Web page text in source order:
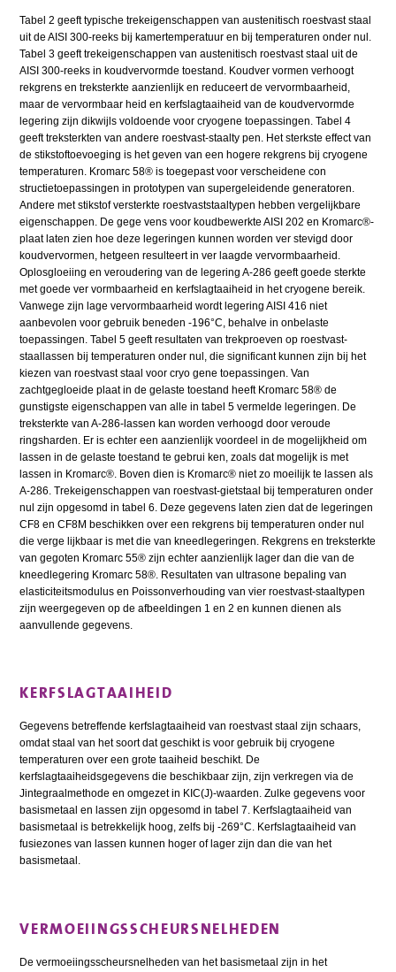
Tabel 2 geeft typische trekeigenschappen van austenitisch roestvast staal
uit de AISI 300-reeks bij kamertemperatuur en bij temperaturen onder nul.
Tabel 3 geeft trekeigenschappen van austenitisch roestvast staal uit de
AISI 300-reeks in koudvervormde toestand. Koudver vormen verhoogt
rekgrens en treksterkte aanzienlijk en reduceert de vervormbaarheid,
maar de vervormbaar heid en kerfslagtaaiheid van de koudvervormde
legering zijn dikwijls voldoende voor cryogene toepassingen. Tabel 4
geeft treksterkten van andere roestvast-staalty pen. Het sterkste effect van
de stikstoftoevoeging is het geven van een hogere rekgrens bij cryogene
temperaturen. Kromarc 58® is toegepast voor verscheidene con
structietoepassingen in prototypen van supergeleidende generatoren.
Andere met stikstof versterkte roestvaststaaltypen hebben vergelijkbare
eigenschappen. De gege vens voor koudbewerkte AISI 202 en Kromarc®-
plaat laten zien hoe deze legeringen kunnen worden ver stevigd door
koudvervormen, hetgeen resulteert in ver laagde vervormbaarheid.
Oplosgloeiing en veroudering van de legering A-286 geeft goede sterkte
met goede ver vormbaarheid en kerfslagtaaiheid in het cryogene bereik.
Vanwege zijn lage vervormbaarheid wordt legering AISI 416 niet
aanbevolen voor gebruik beneden -196°C, behalve in onbelaste
toepassingen. Tabel 5 geeft resultaten van trekproeven op roestvast-
staallassen bij temperaturen onder nul, die significant kunnen zijn bij het
kiezen van roestvast staal voor cryo gene toepassingen. Van
zachtgegloeide plaat in de gelaste toestand heeft Kromarc 58® de
gunstigste eigenschappen van alle in tabel 5 vermelde legeringen. De
treksterkte van A-286-lassen kan worden verhoogd door veroude
ringsharden. Er is echter een aanzienlijk voordeel in de mogelijkheid om
lassen in de gelaste toestand te gebrui ken, zoals dat mogelijk is met
lassen in Kromarc®. Boven dien is Kromarc® niet zo moeilijk te lassen als
A-286. Trekeigenschappen van roestvast-gietstaal bij temperaturen onder
nul zijn opgesomd in tabel 6. Deze gegevens laten zien dat de legeringen
CF8 en CF8M beschikken over een rekgrens bij temperaturen onder nul
die verge lijkbaar is met die van kneedlegeringen. Rekgrens en treksterkte
van gegoten Kromarc 55® zijn echter aanzienlijk lager dan die van de
kneedlegering Kromarc 58®. Resultaten van ultrasone bepaling van
elasticiteitsmodulus en Poissonverhouding van vier roestvast-staaltypen
zijn weergegeven op de afbeeldingen 1 en 2 en kunnen dienen als
aanvullende gegevens.
KERFSLAGTAAIHEID
Gegevens betreffende kerfslagtaaiheid van roestvast staal zijn schaars,
omdat staal van het soort dat geschikt is voor gebruik bij cryogene
temperaturen over een grote taaiheid beschikt. De
kerfslagtaaiheidsgegevens die beschikbaar zijn, zijn verkregen via de
Jintegraalmethode en omgezet in KIC(J)-waarden. Zulke gegevens voor
basismetaal en lassen zijn opgesomd in tabel 7. Kerfslagtaaiheid van
basismetaal is betrekkelijk hoog, zelfs bij -269°C. Kerfslagtaaiheid van
fusiezones van lassen kunnen hoger of lager zijn dan die van het
basismetaal.
VERMOEIINGSSCHEURSNELHEDEN
De vermoeiingsscheursnelheden van het basismetaal zijn in het